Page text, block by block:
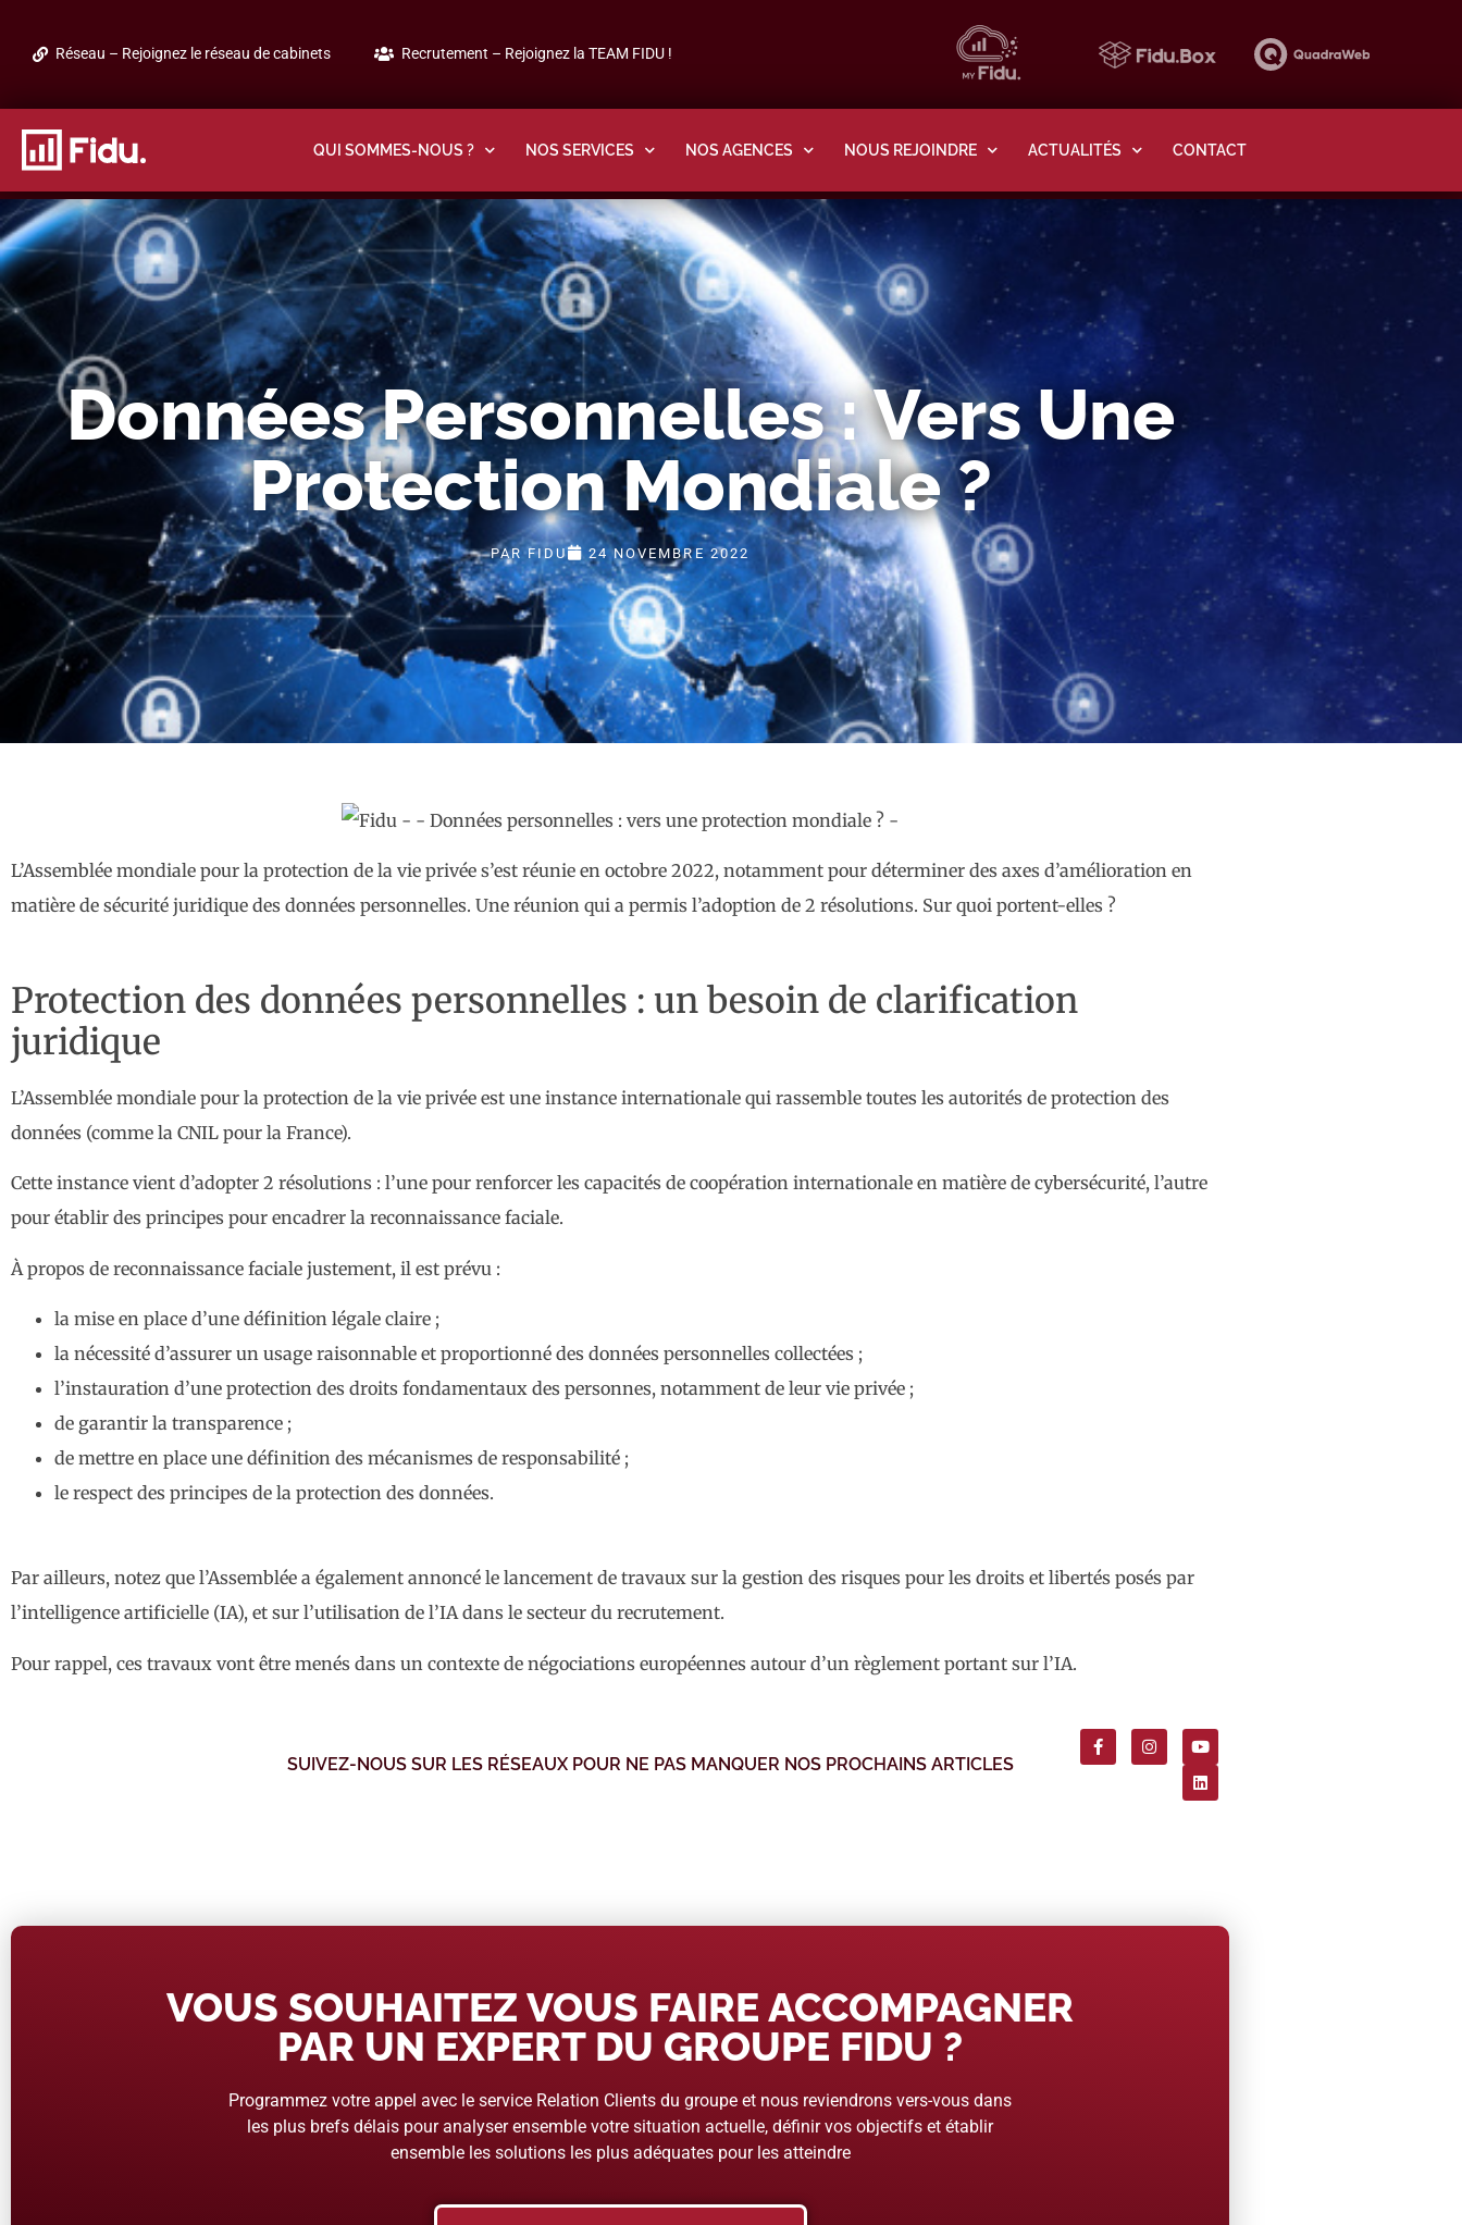
Réseau – Rejoignez le réseau de cabinets Recrutement – Rejoignez la TEAM FIDU !
QUI SOMMES-NOUS ? NOS SERVICES NOS AGENCES NOUS REJOINDRE ACTUALITÉS CONTACT
Données Personnelles : Vers Une
Protection Mondiale ?
PAR FIDU 24 NOVEMBRE 2022
L’Assemblée mondiale pour la protection de la vie privée s’est réunie en octobre 2022, notamment pour déterminer des axes d’amélioration en
matière de sécurité juridique des données personnelles. Une réunion qui a permis l’adoption de 2 résolutions. Sur quoi portent-elles ?
Protection des données personnelles : un besoin de clarification
juridique
L’Assemblée mondiale pour la protection de la vie privée est une instance internationale qui rassemble toutes les autorités de protection des
données (comme la CNIL pour la France).
Cette instance vient d’adopter 2 résolutions : l’une pour renforcer les capacités de coopération internationale en matière de cybersécurité, l’autre
pour établir des principes pour encadrer la reconnaissance faciale.
À propos de reconnaissance faciale justement, il est prévu :
la mise en place d’une définition légale claire ;
la nécessité d’assurer un usage raisonnable et proportionné des données personnelles collectées ;
l’instauration d’une protection des droits fondamentaux des personnes, notamment de leur vie privée ;
de garantir la transparence ;
de mettre en place une définition des mécanismes de responsabilité ;
le respect des principes de la protection des données.
Par ailleurs, notez que l’Assemblée a également annoncé le lancement de travaux sur la gestion des risques pour les droits et libertés posés par
l’intelligence artificielle (IA), et sur l’utilisation de l’IA dans le secteur du recrutement.
Pour rappel, ces travaux vont être menés dans un contexte de négociations européennes autour d’un règlement portant sur l’IA.
SUIVEZ-NOUS SUR LES RÉSEAUX POUR NE PAS MANQUER NOS PROCHAINS ARTICLES
VOUS SOUHAITEZ VOUS FAIRE ACCOMPAGNER
PAR UN EXPERT DU GROUPE FIDU ?
Programmez votre appel avec le service Relation Clients du groupe et nous reviendrons vers-vous dans
les plus brefs délais pour analyser ensemble votre situation actuelle, définir vos objectifs et établir
ensemble les solutions les plus adéquates pour les atteindre